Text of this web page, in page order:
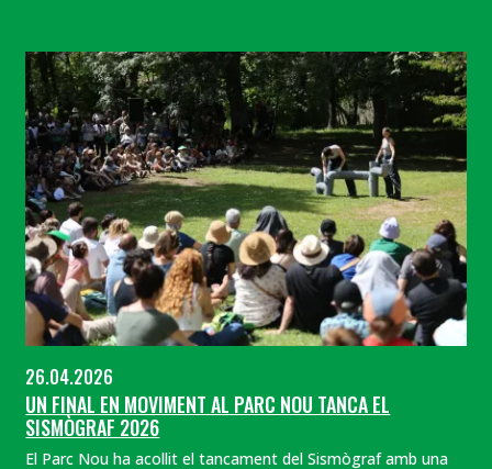
26.04.2026
UN FINAL EN MOVIMENT AL PARC NOU TANCA EL
SISMÒGRAF 2026
El Parc Nou ha acollit el tancament del Sismògraf amb una